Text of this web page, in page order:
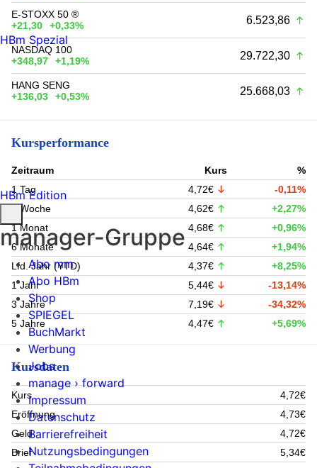
E-STOXX 50 ®
+21,30
+0,33% 6.523,86
NASDAQ 100
+348,97
+1,19% 29.722,30
HANG SENG
+136,03
+0,53% 25.668,03
Kursperformance
Zeitraum Kurs
%
1 Tag
4,72€
-0,11%
1 Woche
4,62€
+2,27%
1 Monat
4,68€
+0,96%
6 Monate
4,64€
+1,94%
Lfd. Jahr (YTD)
4,37€
+8,25%
1 Jahr
5,44€
-13,14%
3 Jahre
7,19€
-34,32%
5 Jahre
4,47€ +5,69%
Kursdaten
Kurs
4,72€
Eröffnung
4,73€
Geld
4,72€
Brief
5,34€
HBm Spezial
HBm Edition
manager-Gruppe
Abo mm
Abo HBm
Shop
SPIEGEL
BuchMarkt
Werbung
Jobs
manage › forward
Impressum
Datenschutz
Barrierefreiheit
Nutzungsbedingungen